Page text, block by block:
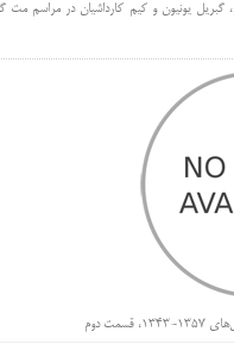
یونیون و کیم کارداشیان در مراسم مت
دوم